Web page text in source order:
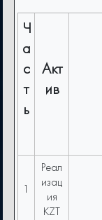
Ч
а
с
т
ь
Акт
ив
1
Реал
изац
ия
KZT